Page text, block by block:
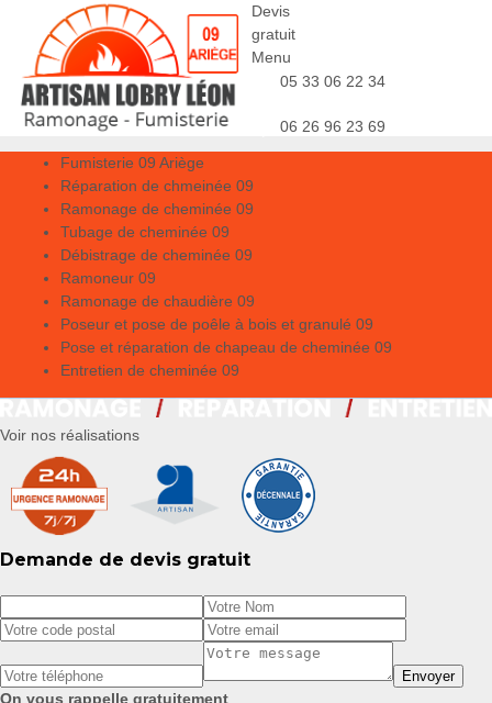
Devis
gratuit
Menu
05 33 06 22 34
06 26 96 23 69
Fumisterie 09 Ariège
Réparation de chmeinée 09
Ramonage de cheminée 09
Tubage de cheminée 09
Débistrage de cheminée 09
Ramoneur 09
Ramonage de chaudière 09
Poseur et pose de poêle à bois et granulé 09
Pose et réparation de chapeau de cheminée 09
Entretien de cheminée 09
Voir nos réalisations
Demande de devis gratuit
On vous rappelle gratuitement